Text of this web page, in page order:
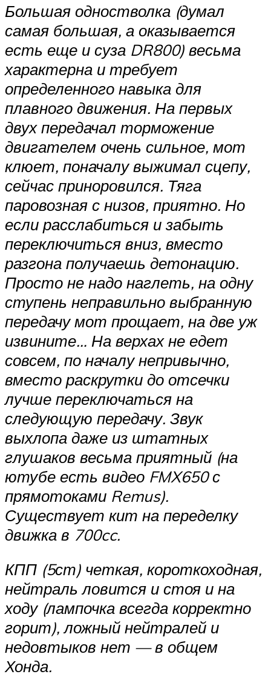
Большая одностволка (думал
самая большая, а оказывается
есть еще и суза DR800) весьма
характерна и требует
определенного навыка для
плавного движения. На первых
двух передачал торможение
двигателем очень сильное, мот
клюет, поначалу выжимал сцепу,
сейчас приноровился. Тяга
паровозная с низов, приятно. Но
если расслабиться и забыть
переключиться вниз, вместо
разгона получаешь детонацию.
Просто не надо наглеть, на одну
ступень неправильно выбранную
передачу мот прощает, на две уж
извините… На верхах не едет
совсем, по началу непривычно,
вместо раскрутки до отсечки
лучше переключаться на
следующую передачу. Звук
выхлопа даже из штатных
глушаков весьма приятный (на
ютубе есть видео FMX650 с
прямотоками Remus).
Существует кит на переделку
движка в 700cc.
КПП (5ст) четкая, короткоходная,
нейтраль ловится и стоя и на
ходу (лампочка всегда корректно
горит), ложный нейтралей и
недовтыков нет — в общем
Хонда.